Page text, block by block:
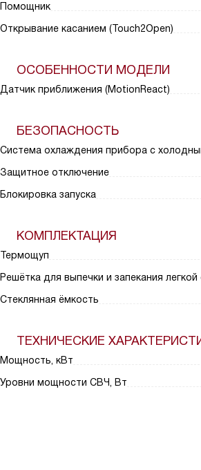
Помощник
Открывание касанием (Touch2Open)
ОСОБЕННОСТИ МОДЕЛИ
Датчик приближения (MotionReact)
БЕЗОПАСНОСТЬ
Система охлаждения прибора с
Защитное отключение
Блокировка запуска
КОМПЛЕКТАЦИЯ
Термощуп
Решётка для выпечки и запекания
Стеклянная ёмкость
ТЕХНИЧЕСКИЕ
Мощность, кВт
Уровни мощности СВЧ, Вт